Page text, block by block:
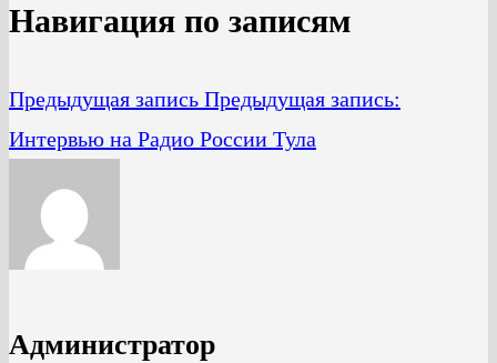
Навигация по записям
Предыдущая запись Предыдущая запись:
Интервью на Радио России Тула
Администратор